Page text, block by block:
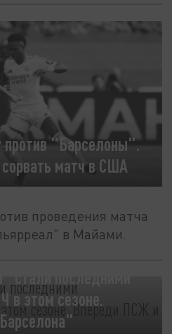
"Барселоны".
матч в США
проведения матча
в Майами.
последними
в этом сезоне.